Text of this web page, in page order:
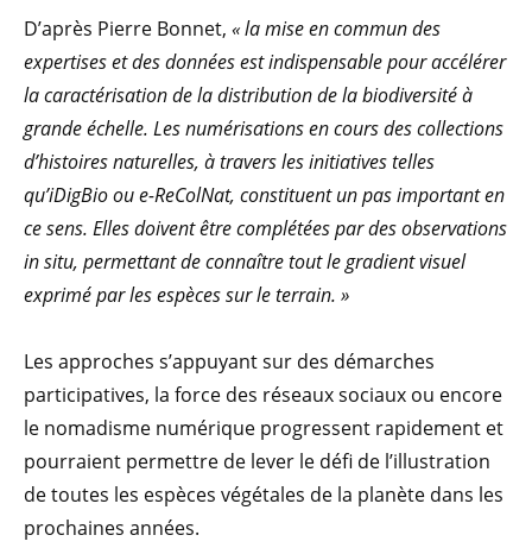
D’après Pierre Bonnet, « la mise en commun des
expertises et des données est indispensable pour accélérer
la caractérisation de la distribution de la biodiversité à
grande échelle. Les numérisations en cours des collections
d’histoires naturelles, à travers les initiatives telles
qu’iDigBio ou e-ReColNat, constituent un pas important en
ce sens. Elles doivent être complétées par des observations
in situ, permettant de connaître tout le gradient visuel
exprimé par les espèces sur le terrain. »
Les approches s’appuyant sur des démarches
participatives, la force des réseaux sociaux ou encore
le nomadisme numérique progressent rapidement et
pourraient permettre de lever le défi de l’illustration
de toutes les espèces végétales de la planète dans les
prochaines années.